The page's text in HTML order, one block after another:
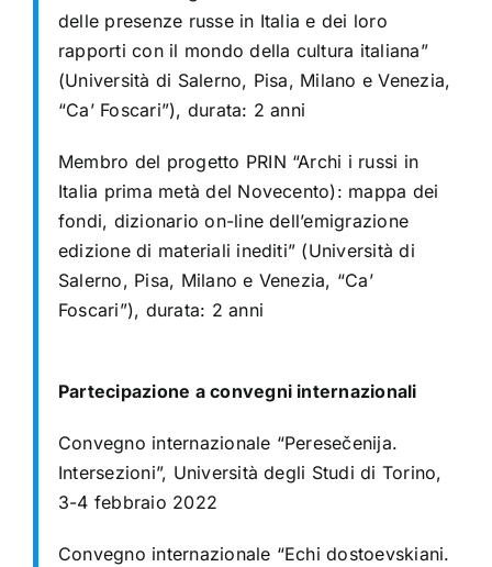
delle presenze russe in Italia e dei loro
rapporti con il mondo della cultura italiana”
(Università di Salerno, Pisa, Milano e Venezia,
“Ca’ Foscari”), durata: 2 anni
Membro del progetto PRIN “Archi i russi in
Italia prima metà del Novecento): mappa dei
fondi, dizionario on-line dell’emigrazione
edizione di materiali inediti” (Università di
Salerno, Pisa, Milano e Venezia, “Ca’
Foscari”), durata: 2 anni
Partecipazione a convegni internazionali
Convegno internazionale “Peresečenija.
Intersezioni”, Università degli Studi di Torino,
3-4 febbraio 2022
Convegno internazionale “Echi dostoevskiani.